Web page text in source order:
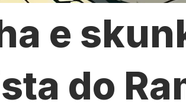
e
do